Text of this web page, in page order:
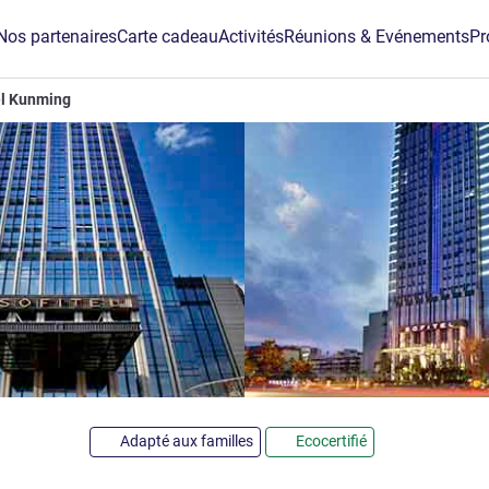
partenairesCarte cadeauActivitésRéunions & Evénements
Kunming
5 étoilesAdapté aux familles Ecocertifié